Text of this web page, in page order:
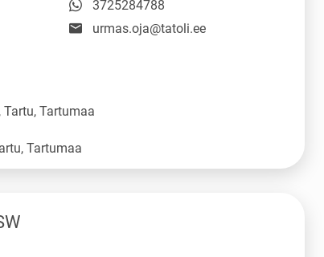
3725284788
urmas.oja@tatoli.ee
Tartu, Tartumaa